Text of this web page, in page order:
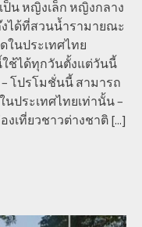
ป็น หญิงเล็ก หญิงกลาง
ได้ที่สวนน้ำรามายณะ
นประเทศไทย
ช้ได้ทุกวันตั้งแต่วันนี้
– โปรโมชั่นนี้ สามารถ
ประเทศไทยเท่านั้น –
เที่ยวชาวต่างชาติ [...]